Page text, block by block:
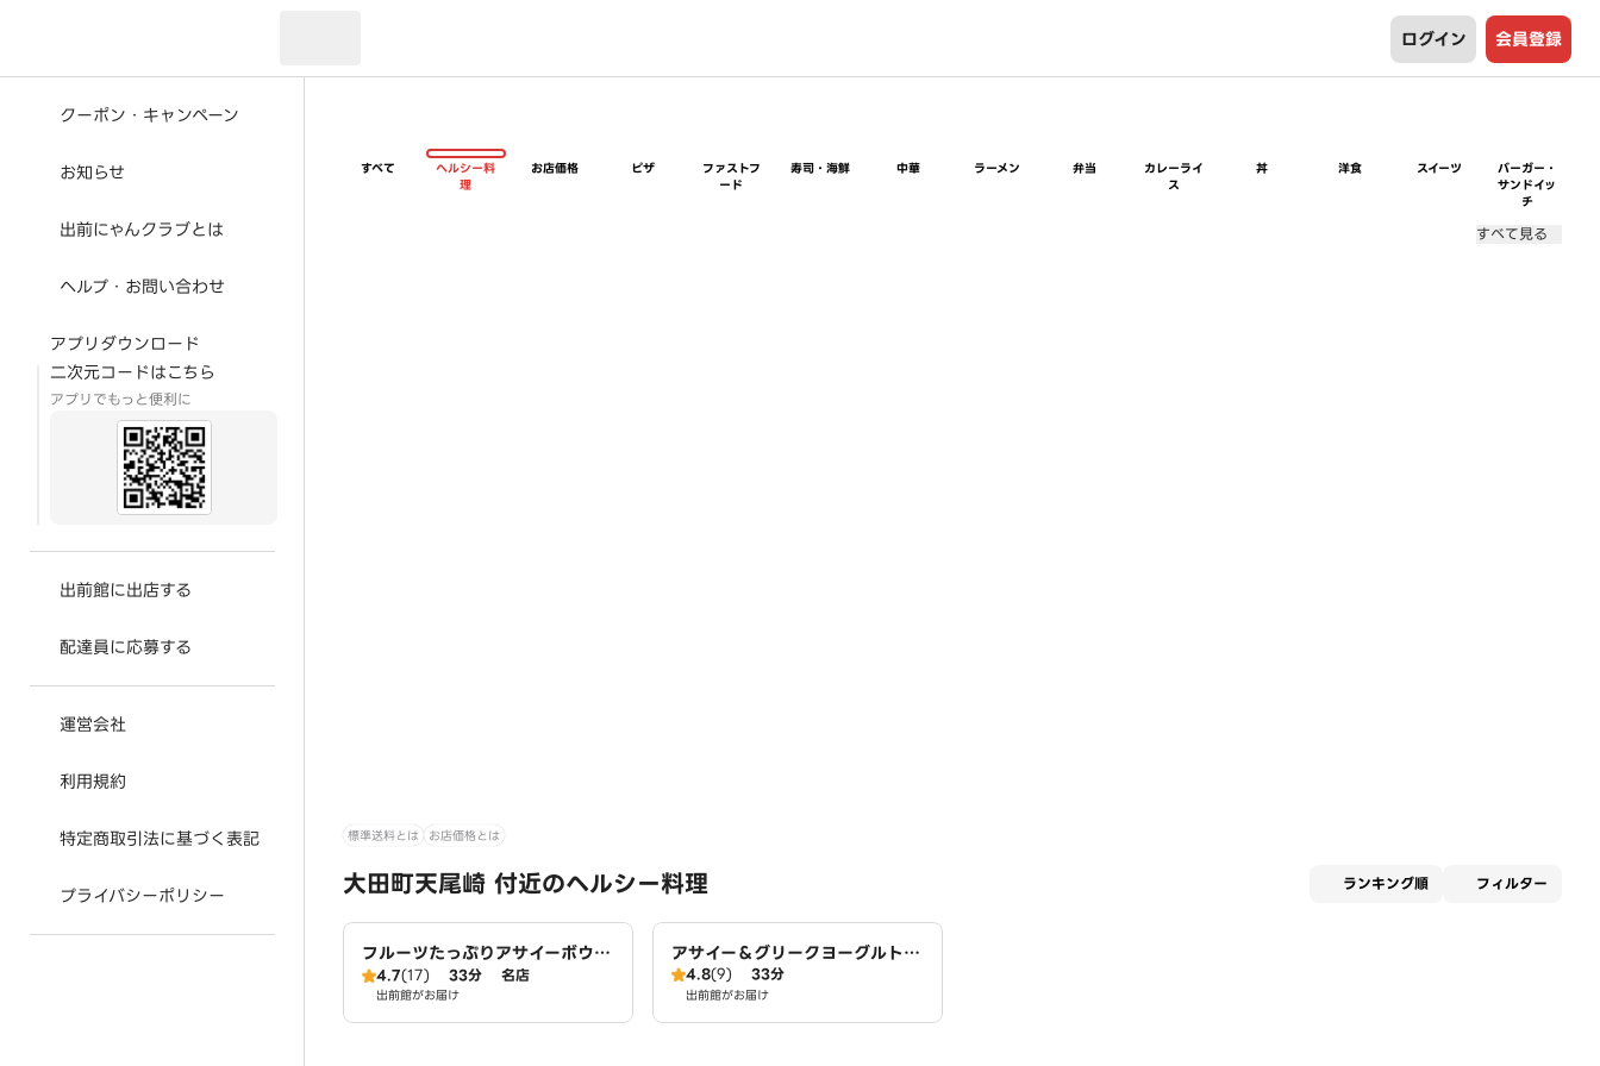
ログイン 会員登録
クーポン・キャンペーン
お知らせ
出前にゃんクラブとは
ヘルプ・お問い合わせ
アプリダウンロード
二次元コードはこちら
アプリでもっと便利に
出前館に出店する
配達員に応募する
運営会社
利用規約
特定商取引法に基づく表記
プライバシーポリシー
すべて
ヘルシー料
理
お店価格 ピザ
ファストフ
ード
寿司・海鮮 中華 ラーメン 弁当
カレーライ
ス
丼 洋食 スイーツ
バーガー・
サンドイッ
チ
すべて見る
標準送料とは お店価格とは
大田町天尾崎 付近のヘルシー料理 ランキング順 フィルター
フルーツたっぷりアサイーボウル
～ワイキキ・ボウルズ 東海店
4.7(17) 33分 名店
出前館がお届け
アサイー＆グリークヨーグルトG
REEKSPOON 東海店
4.8(9) 33分
出前館がお届け